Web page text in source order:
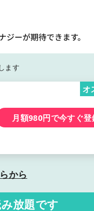
ーが期待できます。
ます
オ
月額980円で今すぐ登
から
放題です